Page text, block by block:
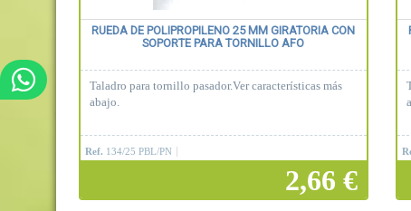
RUEDA DE POLIPROPILENO 25 MM GIRATORIA CON
SOPORTE PARA TORNILLO AFO
Taladro para tornillo pasador.Ver características más
abajo.
Ref. 134/25 PBL/PN
2,66 €